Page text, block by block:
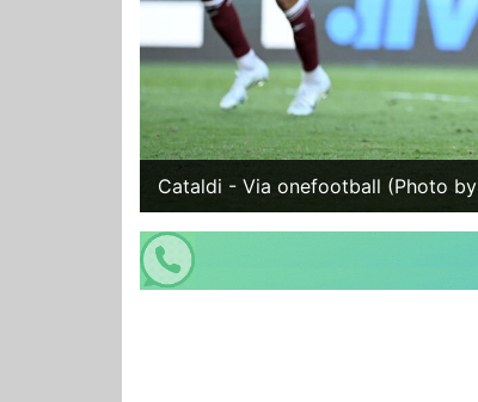
Cataldi - Via onefootball (Photo